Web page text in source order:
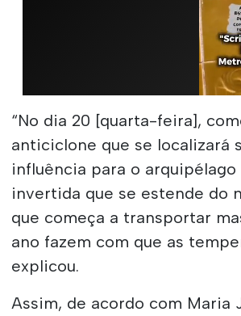
“No dia 20 [quarta-feira],
anticiclone que se localizará
influência para o
invertida que se estende do
que começa a transportar
ano fazem com que as
explicou.
Assim, de acordo com Maria